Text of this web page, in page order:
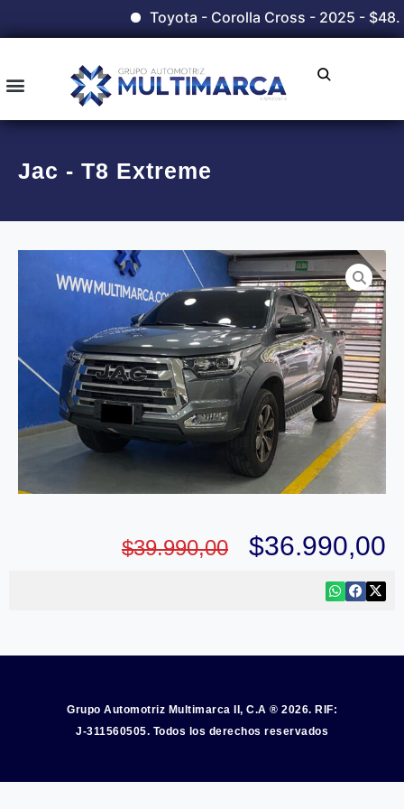
Toyota - Corolla Cross - 2025 -
Jac - T8 Extreme
$39.990,00 $36.990,00
Grupo Automotriz Multimarca II, C.A ® 2026. RIF:
J-311560505. Todos los derechos reservados